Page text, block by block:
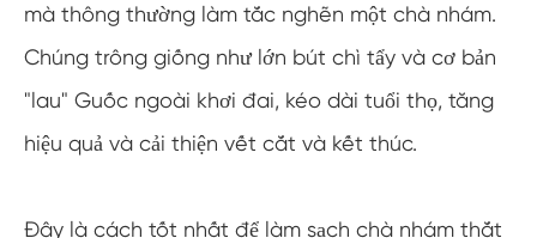
mà thông thường làm tắc nghẽn một chà nhám.
Chúng trông giống như lớn bút chì tẩy và cơ bản
"lau" Guốc ngoài khơi đai, kéo dài tuổi thọ, tăng
hiệu quả và cải thiện vết cắt và kết thúc.
Đây là cách tốt nhất để làm sạch chà nhám thắt